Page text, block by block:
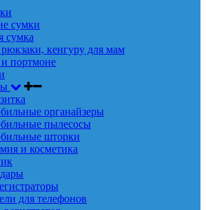
сумки
сумка
кенгуру для мам
портмоне
органайзеры
пылесосы
шторки
и косметика
для телефонов